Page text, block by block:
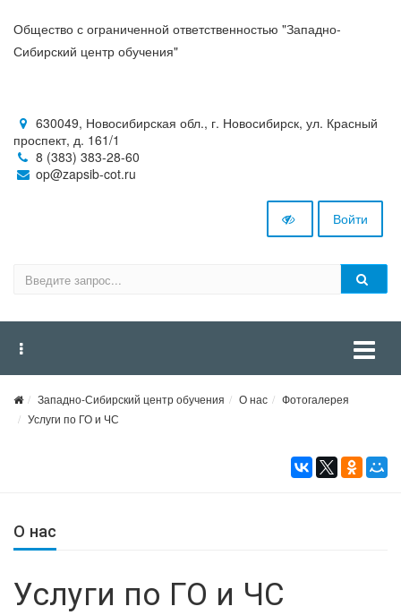
Общество с ограниченной ответственностью "Западно-
Сибирский центр обучения"
630049, Новосибирская обл., г. Новосибирск, ул. Красный
проспект, д. 161/1
8 (383) 383-28-60
op@zapsib-cot.ru
Войти
Западно-Сибирский центр обучения О нас
Фотогалерея
Услуги по ГО и ЧС
О нас
Услуги по ГО и ЧС